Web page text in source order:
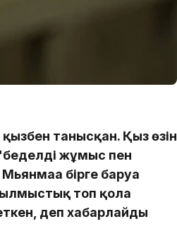
танысқан. Қыз өзін
жұмыс пен
бірге баруға
топ қолға
деп хабарлайды